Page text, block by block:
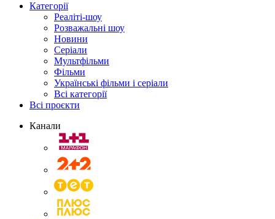
Категорії
Реаліті-шоу
Розважальні шоу
Новини
Серіали
Мультфільми
Фільми
Українські фільми і серіали
Всі категорії
Всі проєкти
Канали